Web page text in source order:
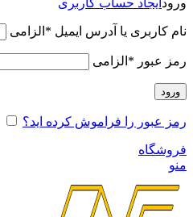
ورود ایجاد حساب کاربری
نام کاربری یا آدرس ایمیل * الزامی
رمز عبور * الزامی
ورود
رمز عبور را فراموش کرده اید؟
فروشگاه
منو